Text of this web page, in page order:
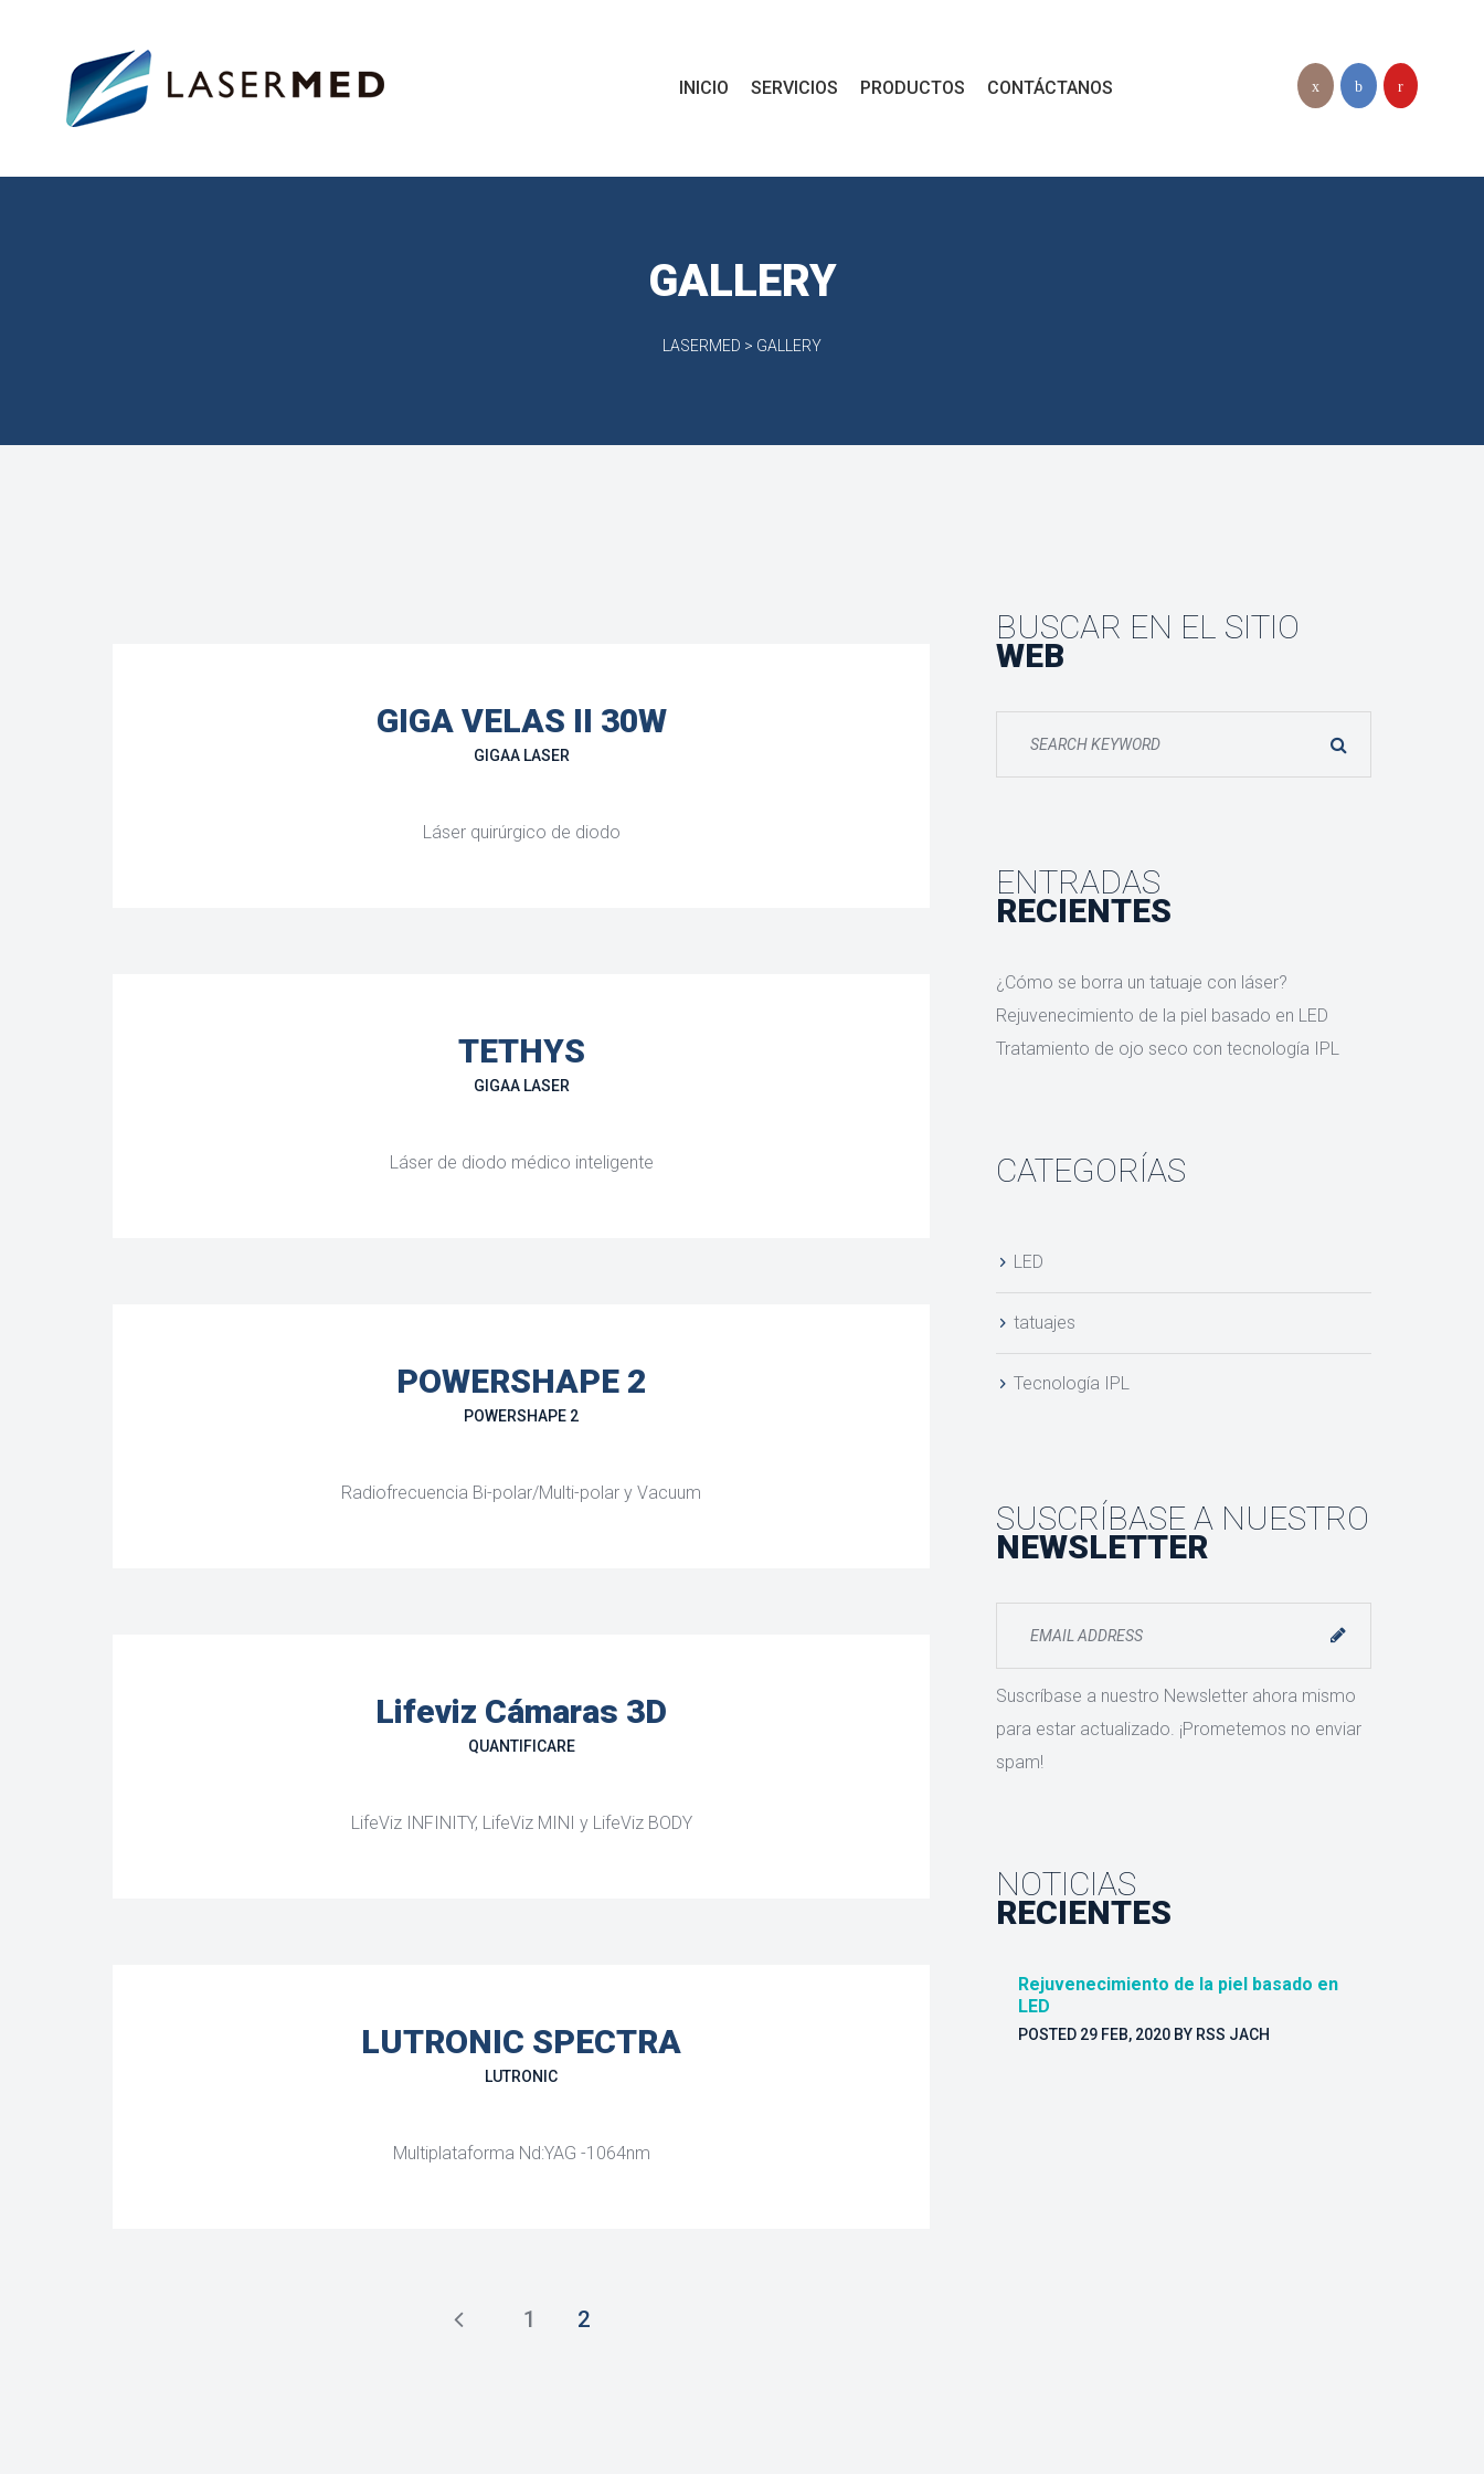
INICIO SERVICIOS PRODUCTOS CONTÁCTANOS
GALLERY
LASERMED > GALLERY
GIGA VELAS II 30W
GIGAA LASER
Láser quirúrgico de diodo
TETHYS
GIGAA LASER
Láser de diodo médico inteligente
POWERSHAPE 2
POWERSHAPE 2
Radiofrecuencia Bi-polar/Multi-polar y Vacuum
Lifeviz Cámaras 3D
QUANTIFICARE
LifeViz INFINITY, LifeViz MINI y LifeViz BODY
LUTRONIC SPECTRA
LUTRONIC
Multiplataforma Nd:YAG -1064nm
1 2
BUSCAR EN EL SITIO
WEB
ENTRADAS
RECIENTES
¿Cómo se borra un tatuaje con láser?
Rejuvenecimiento de la piel basado en LED
Tratamiento de ojo seco con tecnología IPL
CATEGORÍAS
LED
tatuajes
Tecnología IPL
SUSCRÍBASE A NUESTRO
NEWSLETTER
Suscríbase a nuestro Newsletter ahora mismo
para estar actualizado. ¡Prometemos no enviar
spam!
NOTICIAS
RECIENTES
Rejuvenecimiento de la piel basado en
LED
POSTED 29 FEB, 2020 BY RSS JACH